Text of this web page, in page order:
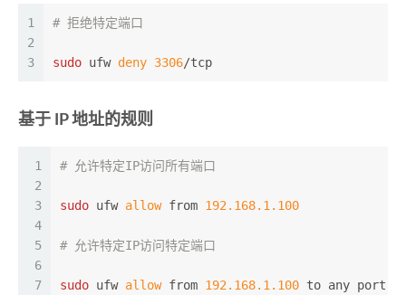
1
2
3
# 拒绝特定端口
sudo ufw deny 3306/tcp
基于 IP 地址的规则
1
2
3
4
5
6
7
# 允许特定IP访问所有端口
sudo ufw allow from 192.168.1.100
# 允许特定IP访问特定端口
sudo ufw allow from 192.168.1.100 to any port